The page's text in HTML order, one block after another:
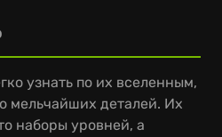
узнать по их вселенным,
мельчайших деталей. Их
наборы уровней, а